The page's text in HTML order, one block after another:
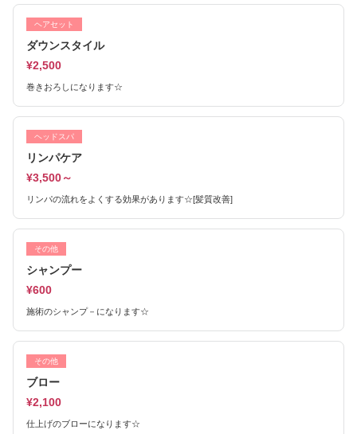
ヘアセット
ダウンスタイル
¥2,500
巻きおろしになります☆
ヘッドスパ
リンパケア
¥3,500～
リンパの流れをよくする効果があります☆[髪質改善]
その他
シャンプー
¥600
施術のシャンプ－になります☆
その他
ブロー
¥2,100
仕上げのブローになります☆